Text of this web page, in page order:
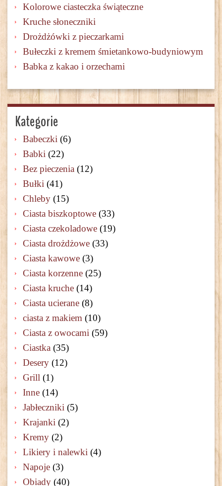
Kolorowe ciasteczka świąteczne
Kruche słoneczniki
Drożdżówki z pieczarkami
Bułeczki z kremem śmietankowo-budyniowym
Babka z kakao i orzechami
Kategorie
Babeczki (6)
Babki (22)
Bez pieczenia (12)
Bułki (41)
Chleby (15)
Ciasta biszkoptowe (33)
Ciasta czekoladowe (19)
Ciasta drożdżowe (33)
Ciasta kawowe (3)
Ciasta korzenne (25)
Ciasta kruche (14)
Ciasta ucierane (8)
ciasta z makiem (10)
Ciasta z owocami (59)
Ciastka (35)
Desery (12)
Grill (1)
Inne (14)
Jabłeczniki (5)
Krajanki (2)
Kremy (2)
Likiery i nalewki (4)
Napoje (3)
Obiady (40)